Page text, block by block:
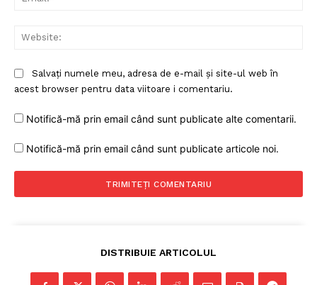
Un proiect
FREEDOM HOUSE ROMÂNIA
PRESShub
Despre noi / Echipa
Salvați numele meu, adresa de e-mail și site-ul web în
acest browser pentru data viitoare i comentariu.
Notifică-mă prin email când sunt publicate alte comentarii.
Notifică-mă prin email când sunt publicate articole noi.
DISTRIBUIE ARTICOLUL